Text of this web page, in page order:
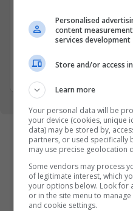
Sales Development and
Manager
Prishtinë
Personalised
content
services development
Store and/or access
Learn more
Your personal data will be
your device (cookies, unique
data) may be stored by,
partners, or used specifically
may use precise geolocation
Some vendors may process
of legitimate interest, which
your options below. Look for
or in the site menu to
and cookie settings.